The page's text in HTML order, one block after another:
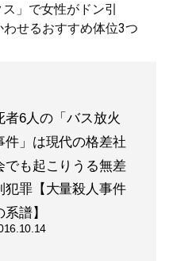
」で女性がドン引
わせるおすすめ体位3つ
者6人の「バス放火
件」は現代の格差社
でも起こりうる無差
犯罪【大量殺人事件
系譜】